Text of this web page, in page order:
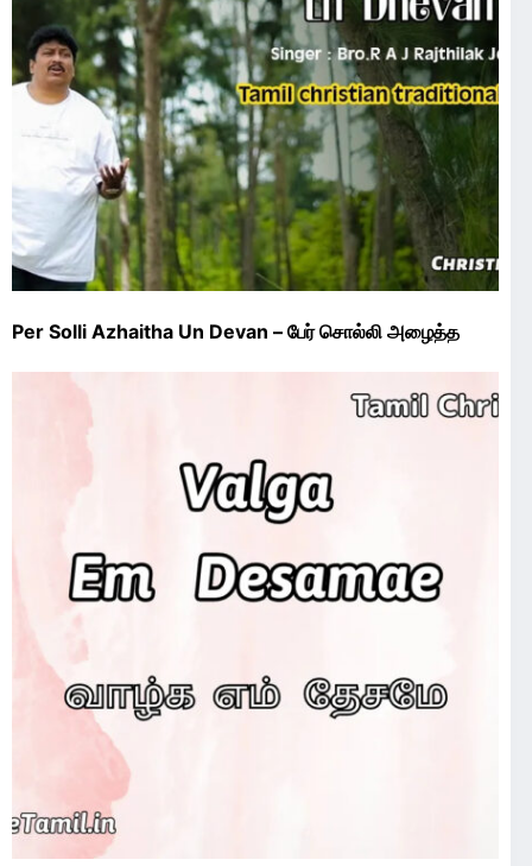
Per Solli Azhaitha Un Devan – பேர் சொல்லி அழைத்த